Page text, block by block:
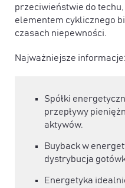
przeciwieństwie do
elementem cyklicznego
czasach niepewności.
Najważniejsze informacje:
Spółki
przepływy
aktywów.
Buyback w
dystrybucja
Energetyka